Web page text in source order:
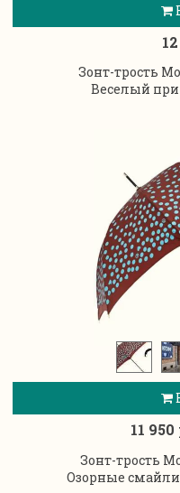
Зонт-трость
Веселый
11
Зонт-трость
Озорные